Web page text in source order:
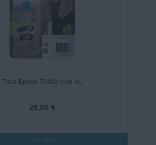
Tinta Epson T2432 cian XL
29,00 €
Ver más